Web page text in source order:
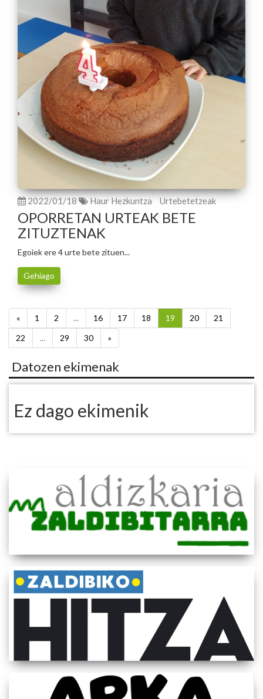
2022/01/18 Haur Hezkuntza Urtebetetzeak
OPORRETAN URTEAK BETE
ZITUZTENAK
Egoiek ere 4 urte bete zituen...
Gehiago
« 1 2 ... 16 17 18 19 20
21
22
... 29 30 »
Datozen ekimenak
Ez dago ekimenik